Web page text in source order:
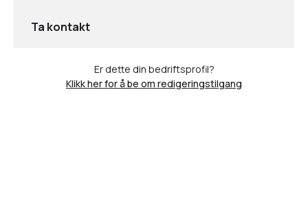
Ta kontakt
Er dette din bedriftsprofil?
Klikk her for å be om redigeringstilgang